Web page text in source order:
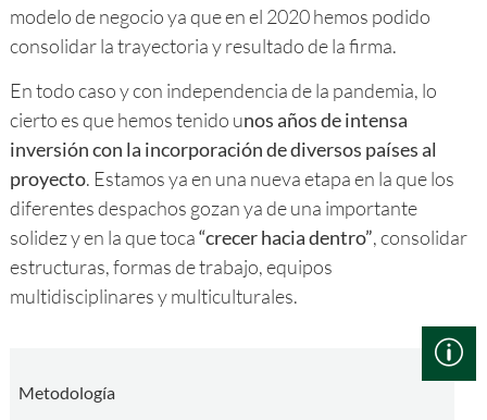
modelo de negocio ya que en el 2020 hemos podido
consolidar la trayectoria y resultado de la firma.
En todo caso y con independencia de la pandemia, lo
cierto es que hemos tenido unos años de intensa
inversión con la incorporación de diversos países al
proyecto. Estamos ya en una nueva etapa en la que los
diferentes despachos gozan ya de una importante
solidez y en la que toca“crecer hacia dentro”, consolidar
estructuras, formas de trabajo, equipos
multidisciplinares y multiculturales.
Metodología